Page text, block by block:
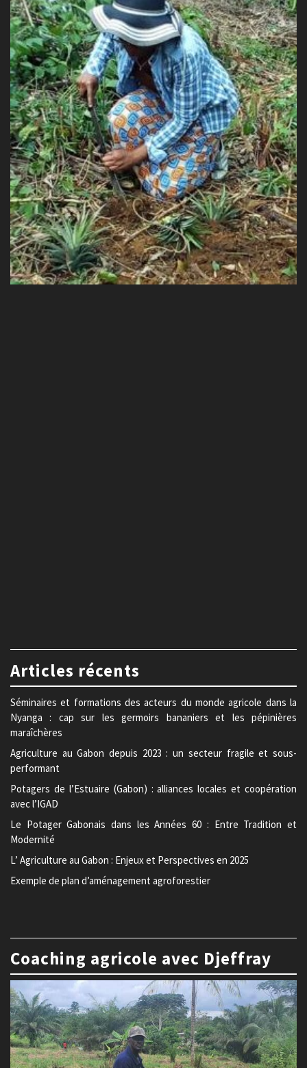
Articles récents
Séminaires et formations des acteurs du monde agricole dans la
Nyanga : cap sur les germoirs bananiers et les pépinières
maraîchères
Agriculture au Gabon depuis 2023 : un secteur fragile et sous-
performant
Potagers de l’Estuaire (Gabon) : alliances locales et coopération
avec l’IGAD
Le Potager Gabonais dans les Années 60 : Entre Tradition et
Modernité
L’ Agriculture au Gabon : Enjeux et Perspectives en 2025
Exemple de plan d’aménagement agroforestier
Coaching agricole avec Djeffray